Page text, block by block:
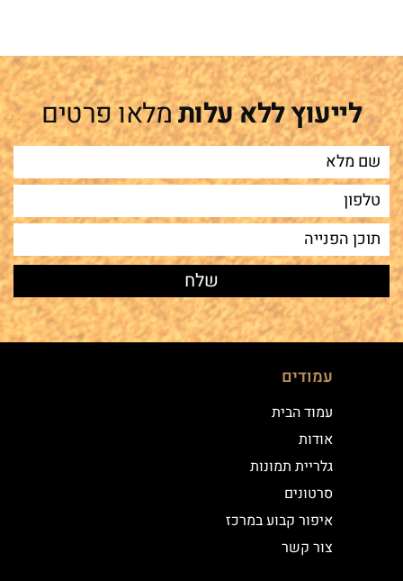
לייעוץ ללא עלותמלאו פרטים
עמודים
עמוד הבית
אודות
גלריית תמונות
סרטונים
איפור קבוע במרכז
צור קשר